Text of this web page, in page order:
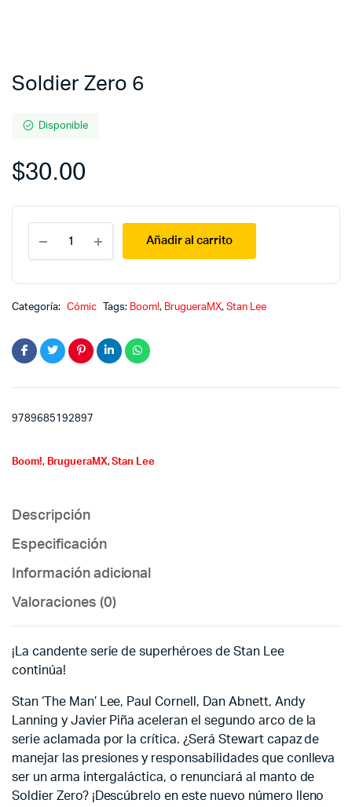
Soldier Zero 6
Disponible
$30.00
Zero
6
Añadir al carrito
Categoría: Cómic Tags: Boom!, BrugueraMX, Stan Lee
9789685192897
Boom!, BrugueraMX,Stan Lee
Descripción
Especificación
Información adicional
Valoraciones (0)
¡La candente serie de superhéroes de Stan Lee
continúa!
Stan ‘The Man’ Lee, Paul Cornell, Dan Abnett, Andy
Lanning y Javier Piña aceleran el segundo arco de la
serie aclamada por la crítica. ¿Será Stewart capaz de
manejar las presiones y responsabilidades que conlleva
ser un arma intergaláctica, o renunciará al manto de
Soldier Zero? ¡Descúbrelo en este nuevo número lleno